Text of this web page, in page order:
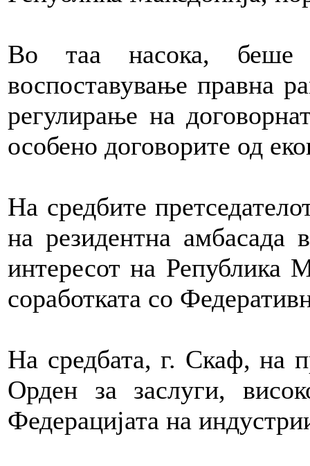
Во таа насока, беше
воспоставување правна
регулирање на
особено договорите од
На средбите
на резидентна амбасада
интересот на Република
соработката со
На средбата, г. Скаф, на
Орден за заслуги,
Федерацијата на